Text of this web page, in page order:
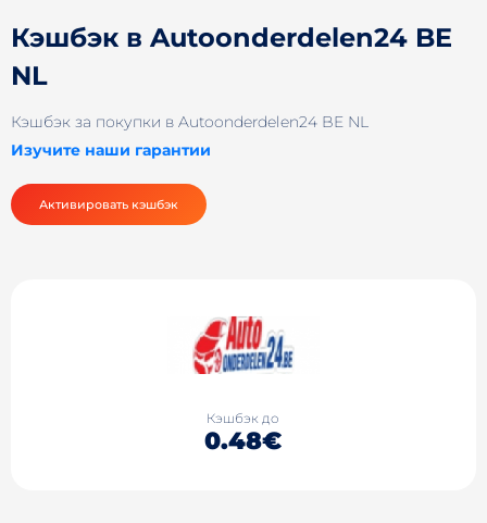
Кэшбэк в Autoonderdelen24 BE
NL
Кэшбэк за покупки в Autoonderdelen24 BE NL
Изучите наши гарантии
Активировать кэшбэк
Кэшбэк до
0.48€